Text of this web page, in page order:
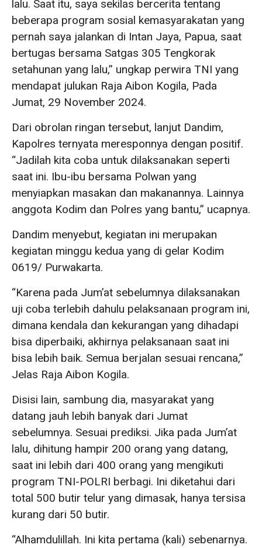
lalu. Saat itu, saya sekilas bercerita tentang
beberapa program sosial kemasyarakatan yang
pernah saya jalankan di Intan Jaya, Papua, saat
bertugas bersama Satgas 305 Tengkorak
setahunan yang lalu,” ungkap perwira TNI yang
mendapat julukan Raja Aibon Kogila, Pada
Jumat, 29 November 2024.
Dari obrolan ringan tersebut, lanjut Dandim,
Kapolres ternyata meresponnya dengan positif.
“Jadilah kita coba untuk dilaksanakan seperti
saat ini. Ibu-ibu bersama Polwan yang
menyiapkan masakan dan makanannya. Lainnya
anggota Kodim dan Polres yang bantu,” ucapnya.
Dandim menyebut, kegiatan ini merupakan
kegiatan minggu kedua yang di gelar Kodim
0619/ Purwakarta.
“Karena pada Jum’at sebelumnya dilaksanakan
uji coba terlebih dahulu pelaksanaan program ini,
dimana kendala dan kekurangan yang dihadapi
bisa diperbaiki, akhirnya pelaksanaan saat ini
bisa lebih baik. Semua berjalan sesuai rencana,”
Jelas Raja Aibon Kogila.
Disisi lain, sambung dia, masyarakat yang
datang jauh lebih banyak dari Jumat
sebelumnya. Sesuai prediksi. Jika pada Jum’at
lalu, dihitung hampir 200 orang yang datang,
saat ini lebih dari 400 orang yang mengikuti
program TNI-POLRI berbagi. Ini diketahui dari
total 500 butir telur yang dimasak, hanya tersisa
kurang dari 50 butir.
“Alhamdulillah. Ini kita pertama (kali) sebenarnya.